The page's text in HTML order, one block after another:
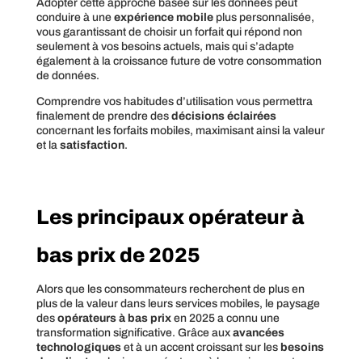
Adopter cette approche basée sur les données peut
conduire à une expérience mobileplus personnalisée,
vous garantissant de choisir un forfait qui répond non
seulement à vos besoins actuels, mais qui s’adapte
également à la croissance future de votre consommation
de données.
Comprendre vos habitudes d’utilisation vous permettra
finalement de prendre des décisions éclairées
concernant les forfaits mobiles, maximisant ainsi la valeur
et la satisfaction.
Les principaux opérateur à
bas prix de 2025
Alors que les consommateurs recherchent de plus en
plus de la valeur dans leurs services mobiles, le paysage
des opérateurs à bas prixen 2025 a connu une
transformation significative. Grâce aux avancées
technologiqueset à un accent croissant sur les besoins